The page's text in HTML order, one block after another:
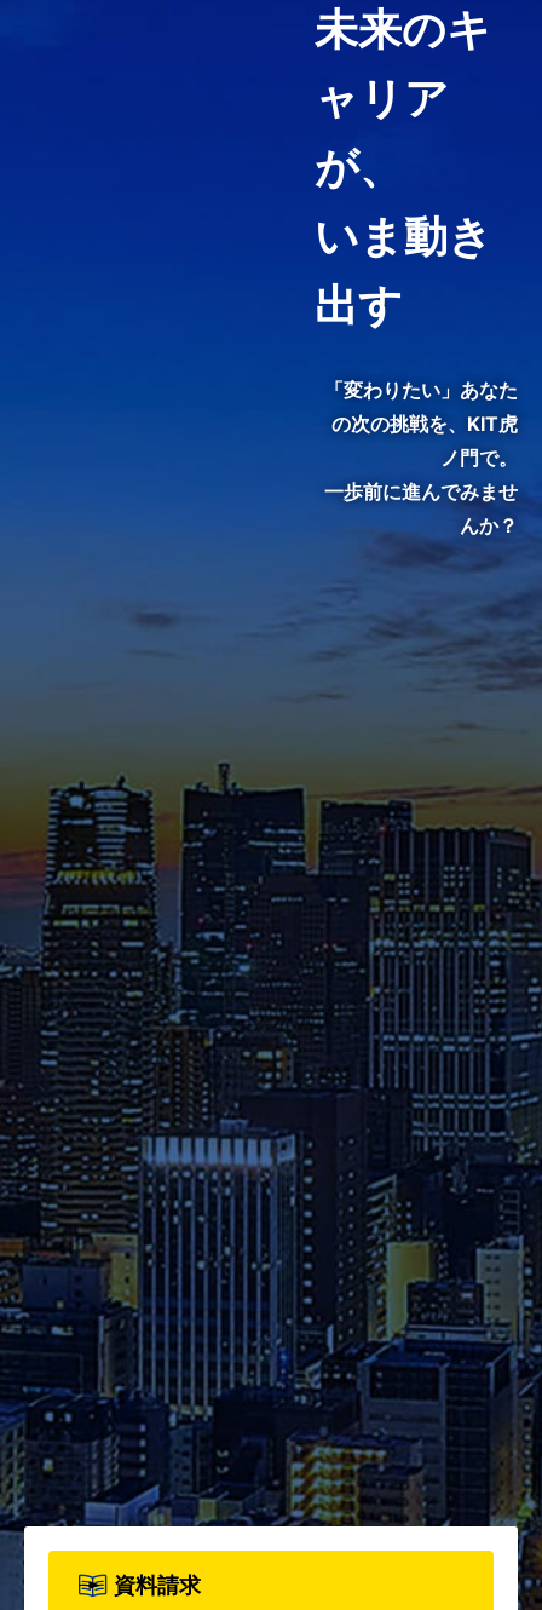
囲気やキャンパスの熱気を感じ
これまでに様々なメディアで紹
介された在学生や修了生の声、
さらには教員のメッセージ等を
ご覧ください。
募集要項
本学へのご出願を検討されてい
る方は、お早めに出願期間・試
験日程・提出書類・納入金など
の詳細をご確認ください。
資料請求
2026年度パンフレット配布開
始！カリキュラム全体、各科目
詳細、院生プロフィールについ
て、詳しく知りたい方は資料請
求フォームからお申込みくださ
い。
未来のキ
ャリア
が、
いま動き
出す
「変わりたい」あなた
の次の挑戦を、 KIT虎
ノ門で。
一歩前に進んでみませ
んか？
資料請求